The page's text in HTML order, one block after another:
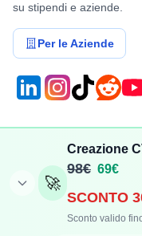
🚀
Creazione
98€ 69€
SCONTO
Sconto valido
su stipendi e aziende.
Per le Aziende
Aggiungi Compenso
Stipendi Dipendenti
Fatturati Partite IVA